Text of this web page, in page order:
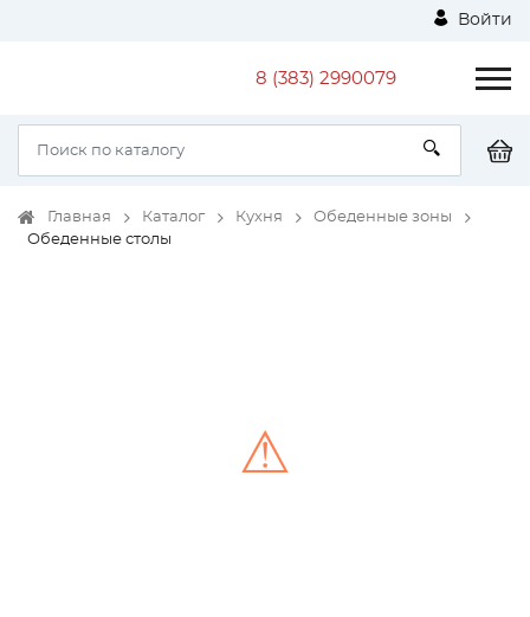
Войти
8 (383) 2990079
Главная Каталог Кухня
Обеденные зоны
Обеденные столы
⚠